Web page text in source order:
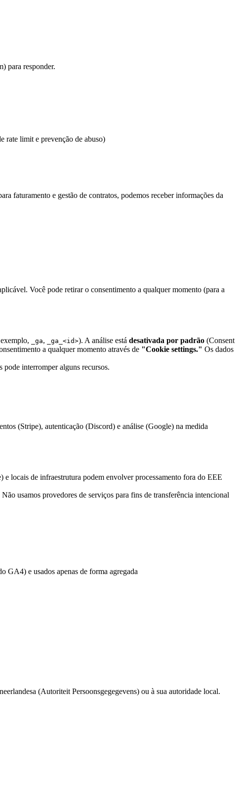
para responder.
rate limit e prevenção de abuso)
faturamento e gestão de contratos, podemos receber informações da
Você pode retirar o consentimento a qualquer momento (para a
_ga, _ga_<id>). A análise está desativada por padrão (Consent
a qualquer momento através de "Cookie settings." Os dados
pode interromper alguns recursos.
(Stripe), autenticação (Discord) e análise (Google) na medida
locais de infraestrutura podem envolver processamento fora do EEE
usamos provedores de serviços para fins de transferência intencional
GA4) e usados apenas de forma agregada
(Autoriteit Persoonsgegegevens) ou à sua autoridade local.